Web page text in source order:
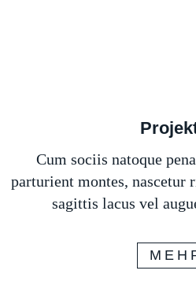
Cum sociis natoque
parturient montes, nascetur
sagittis lacus vel